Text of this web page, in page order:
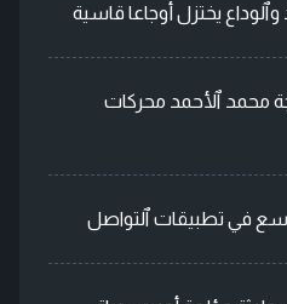
يختزل أوجاعا قاسية
محمد ٱلأحمد محركات
في تطبيقات ٱلتواصل